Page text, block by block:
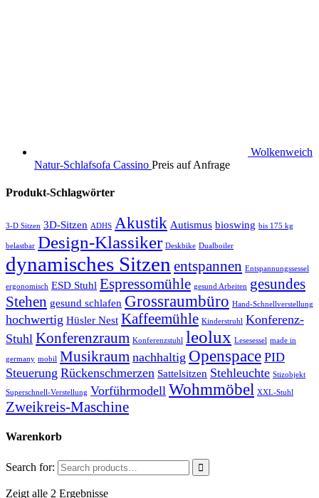
Wolkenweich
Natur-Schlafsofa Cassino Preis auf Anfrage
Produkt-Schlagwörter
3-D Sitzen 3D-Sitzen ADHS Akustik Autismus bioswing bis 175 kg
belastbar Design-Klassiker Deskbike Dualboiler
dynamisches Sitzen entspannen Entspannungssessel
ergonomisch ESD Stuhl Espressomühle gesund Arbeiten gesundes
Stehen gesund schlafen Grossraumbüro Hand-Schnellverstellung
hochwertig Hüsler Nest Kaffeemühle Kinderstruhl Konferenz-
Stuhl Konferenzraum Konferenzstuhl leolux Lesesessel made in
germany mobil Musikraum nachhaltig Openspace PID
Steuerung Rückenschmerzen Sattelsitzen Stehleuchte Stizobjekt
Superschnell-Verstellung Vorführmodell Wohmmöbel XXL-Stuhl
Zweikreis-Maschine
Warenkorb
Search for:
Zeigt alle 2 Ergebnisse